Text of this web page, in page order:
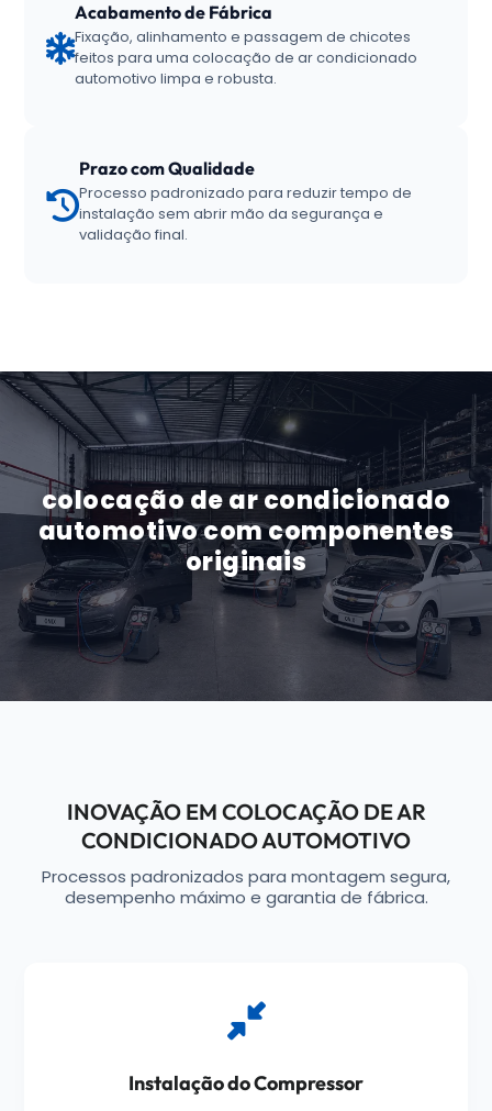
Acabamento de Fábrica
Fixação, alinhamento e passagem de chicotes
feitos para uma colocação de ar condicionado
automotivo limpa e robusta.
Prazo com Qualidade
Processo padronizado para reduzir tempo de
instalação sem abrir mão da segurança e
validação final.
colocação de ar condicionado
automotivo com componentes
originais
INOVAÇÃO EM COLOCAÇÃO DE AR
CONDICIONADO AUTOMOTIVO
Processos padronizados para montagem segura,
desempenho máximo e garantia de fábrica.
Instalação do Compressor